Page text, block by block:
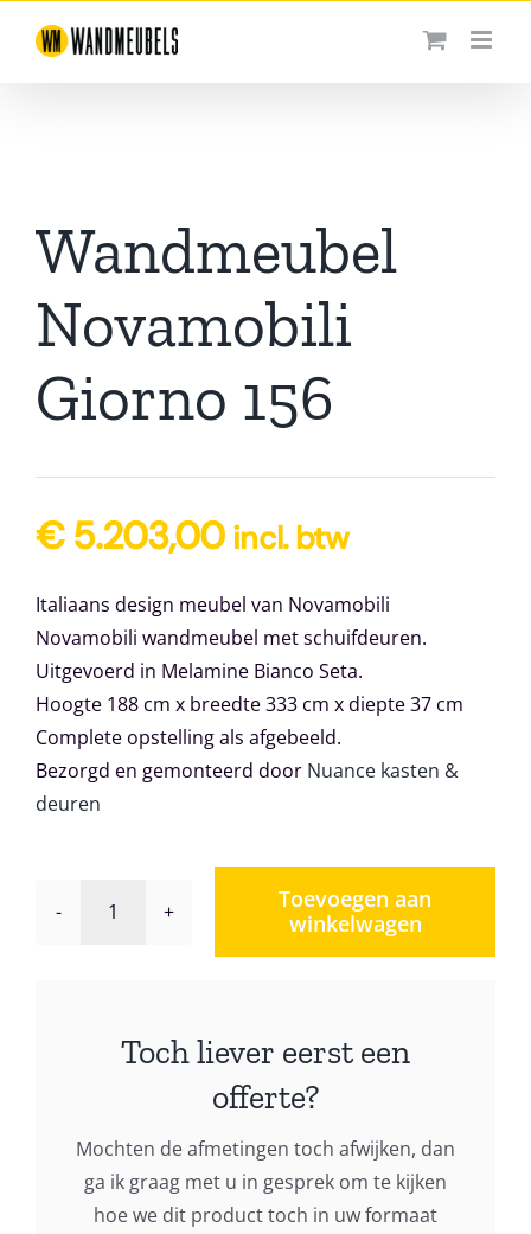
naar
Wandmeubel
Novamobili
Giorno 156
€5.203,00 incl. btw
Italiaans design meubel van Novamobili
Novamobili wandmeubel met schuifdeuren.
Uitgevoerd in Melamine Bianco Seta.
Hoogte 188 cm x breedte 333 cm x diepte 37 cm
Complete opstelling als afgebeeld.
Bezorgd en gemonteerd door Nuance kasten &
deuren
Wandmeubel
aantal
Toevoegen aan
winkelwagen
Toch liever eerst een
offerte?
Mochten de afmetingen toch afwijken, dan
ga ik graag met u in gesprek om te kijken
hoe we dit product toch in uw formaat